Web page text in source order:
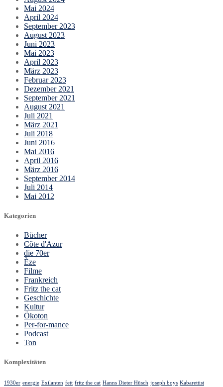
Mai 2024
April 2024
September 2023
August 2023
Juni 2023
Mai 2023
April 2023
März 2023
Februar 2023
Dezember 2021
September 2021
August 2021
Juli 2021
März 2021
Juli 2018
Juni 2016
Mai 2016
April 2016
März 2016
September 2014
Juli 2014
Mai 2012
Kategorien
Bücher
Côte d'Azur
die 70er
Èze
Filme
Frankreich
Fritz the cat
Geschichte
Kultur
Ökoton
Per-for-mance
Podcast
Ton
Komplexitäten
1930er energie Exilanten fett fritz the cat Hanns Dieter Hüsch joseph boys Kabarettist